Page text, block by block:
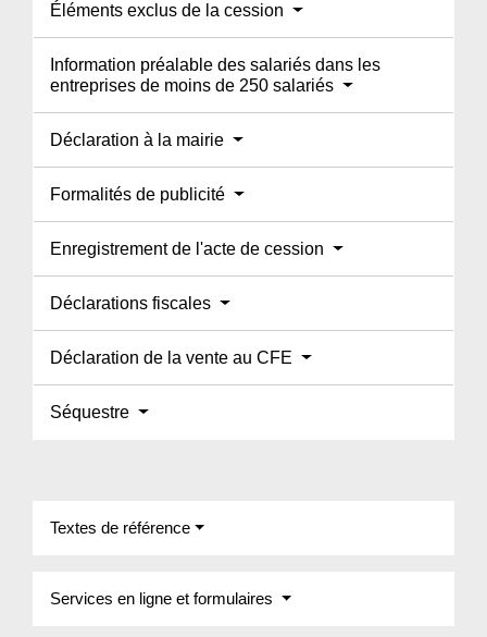
Éléments exclus de la cession
Information préalable des salariés dans les
entreprises de moins de 250 salariés
Déclaration à la mairie
Formalités de publicité
Enregistrement de l'acte de cession
Déclarations fiscales
Déclaration de la vente au CFE
Séquestre
Textes de référence
Services en ligne et formulaires